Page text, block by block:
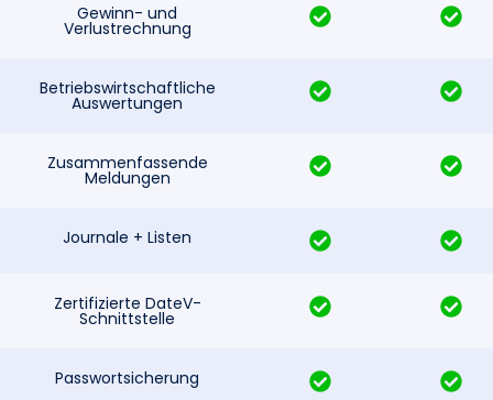
Gewinn- und
Verlustrechnung
Betriebswirtschaftliche
Auswertungen
Zusammenfassende
Meldungen
Journale + Listen
Zertifizierte DateV-
Schnittstelle
Passwortsicherung